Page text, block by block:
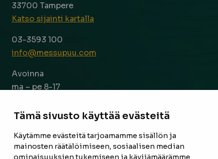
Tämä sivusto käyttää evästeitä
Käytämme evästeitä tarjoamamme sisällön ja
mainosten räätälöimiseen, sosiaalisen median
ominaisuuksien tukemiseen ja kävijämäärämme
33700 Tampere
Katso sijainti kartalla
03-3593 100
info@messupuu.com
Avoinna
ma – pe 8-17